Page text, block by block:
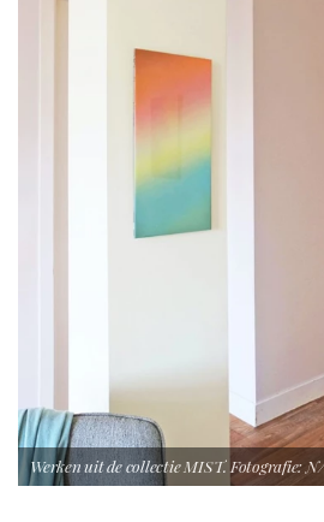
Werken uit de collectie MIST. Fotografie: